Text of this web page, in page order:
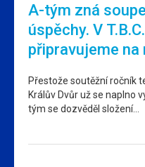
A-tým zná
úspěchy. V
připravujeme na
Přestože soutěžní ročník
Králův Dvůr už se naplno
tým se dozvěděl složení…